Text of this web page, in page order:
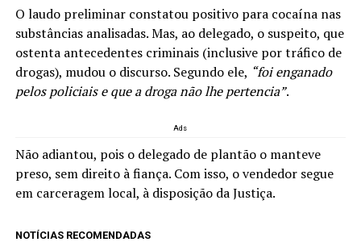
O laudo preliminar constatou positivo para cocaína nas
substâncias analisadas. Mas, ao delegado, o suspeito, que
ostenta antecedentes criminais (inclusive por tráfico de
drogas), mudou o discurso. Segundo ele, “foi enganado
pelos policiais e que a droga não lhe pertencia”.
Ads
Não adiantou, pois o delegado de plantão o manteve
preso, sem direito à fiança. Com isso, o vendedor segue
em carceragem local, à disposição da Justiça.
NOTÍCIAS RECOMENDADAS